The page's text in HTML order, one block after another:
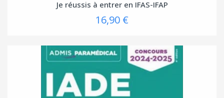
Je réussis à entrer en IFAS-IFAP
16,90 €